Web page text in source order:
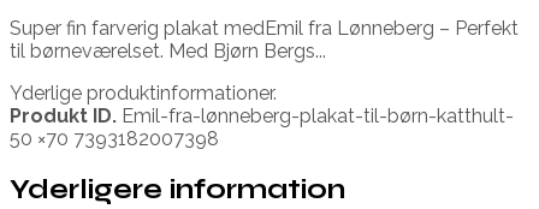
Super fin farverig plakat medEmil fra Lønneberg – Perfekt
til børneværelset. Med Bjørn Bergs...
Yderlige produktinformationer.
Produkt ID. Emil-fra-lønneberg-plakat-til-børn-katthult-
50 ×70 7393182007398
Yderligere information